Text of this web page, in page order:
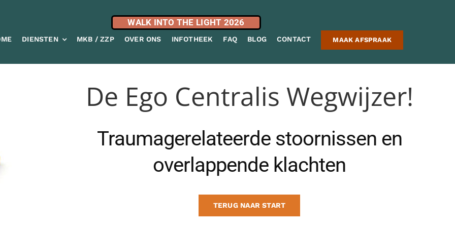
WALK INTO THE LIGHT 2026
DIENSTEN MKB / ZZP OVER ONS INFOTHEEK FAQ BLOG CONTACT MAAK AFSPRAAK
De Ego Centralis Wegwijzer!
Traumagerelateerde stoornissen en
overlappende klachten
TERUG NAAR START